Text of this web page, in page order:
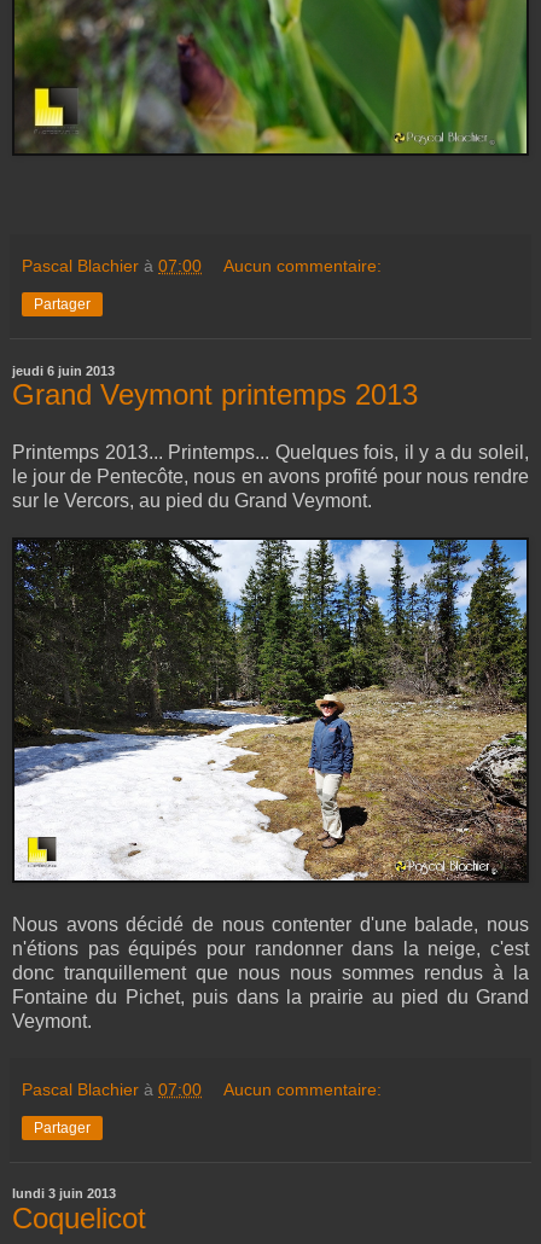
Pascal Blachier à 07:00 Aucun commentaire:
Partager
jeudi 6 juin 2013
Grand Veymont printemps 2013
Printemps 2013... Printemps... Quelques fois, il y a du soleil,
le jour de Pentecôte, nous en avons profité pour nous rendre
sur le Vercors, au pied du Grand Veymont.
Nous avons décidé de nous contenter d'une balade, nous
n'étions pas équipés pour randonner dans la neige, c'est
donc tranquillement que nous nous sommes rendus à la
Fontaine du Pichet, puis dans la prairie au pied du Grand
Veymont.
Pascal Blachier à 07:00 Aucun commentaire:
Partager
lundi 3 juin 2013
Coquelicot